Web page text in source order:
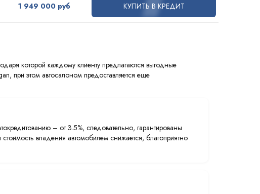
1 949 000 руб КУПИТЬ В КРЕДИТ
которой каждому клиенту предлагаются выгодные
при этом автосалоном предоставляется еще
– от 3.5%, следовательно, гарантированы
владения автомобилем снижается, благоприятно